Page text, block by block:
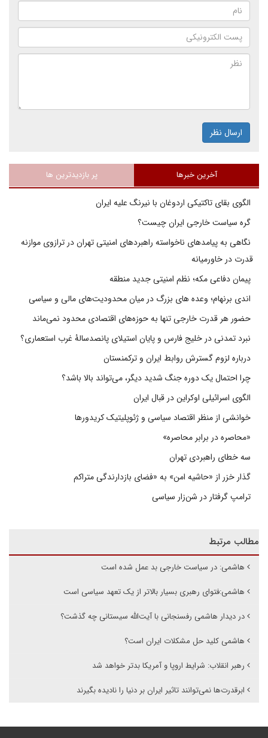
ارسال نظر
آخرین خبرها پر بازدیدترین ها
الگوی بقای تاکتیکی اردوغان با نیرنگ علیه ایران
گره سیاست خارجی ایران چیست؟
نگاهی به پیامدهای ناخواسته راهبردهای امنیتی تهران در ترازوی موازنه
قدرت در خاورمیانه
پیمان دفاعی مکه؛ نظم امنیتی جدید منطقه
اندی برنهام؛ وعده های بزرگ در میان محدودیت‌های مالی و سیاسی
حضور هر قدرت خارجی تنها به حوزه‌های اقتصادی محدود نمی‌ماند
نبرد تمدنی در خلیج فارس و پایان استیلای پانصدسالۀ غرب استعماری؟
درباره لزوم گسترش روابط ایران و ترکمنستان
چرا احتمال یک دوره جنگ شدید دیگر، می‌تواند بالا باشد؟
الگوی اسرائیلی اوکراین در قبال ایران
خوانشی از منظر اقتصاد سیاسی و ژئوپلیتیک کریدورها
«محاصره در برابر محاصره»
سه خطای راهبردی تهران
گذار خزر از «حاشیه امن» به «فضای بازدارندگی متراکم
ترامپ گرفتار در شن‌زار سیاسی
مطالب مرتبط
هاشمی:‌ در سیاست خارجی بد عمل شده است
هاشمی:فتوای رهبری بسیار بالاتر از یک تعهد سیاسی است
در دیدار هاشمی رفسنجانی با آیت‌الله سیستانی چه گذشت؟
هاشمی کلید حل مشکلات ایران است؟
رهبر انقلاب: شرایط اروپا و آمریکا بدتر خواهد شد
ابرقدرت‌ها نمی‌توانند تاثیر ایران بر دنیا را نادیده بگیرند